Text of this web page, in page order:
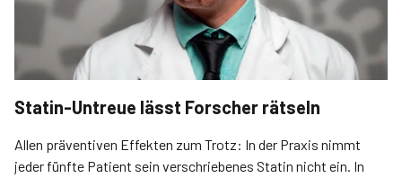
Statin-Untreue lässt Forscher rätseln
Allen präventiven Effekten zum Trotz: In der Praxis nimmt
jeder fünfte Patient sein verschriebenes Statin nicht ein. In